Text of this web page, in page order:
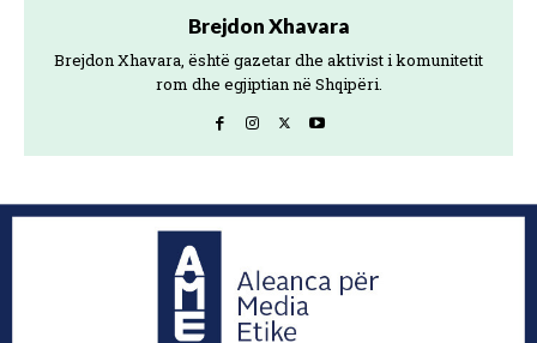
Brejdon Xhavara
Brejdon Xhavara, është gazetar dhe aktivist i komunitetit
rom dhe egjiptian në Shqipëri.